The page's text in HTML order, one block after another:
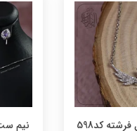
کد598 نیم ست